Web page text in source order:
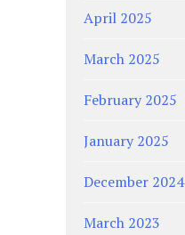
April 2025
March 2025
February 2025
January 2025
December 2024
March 2023